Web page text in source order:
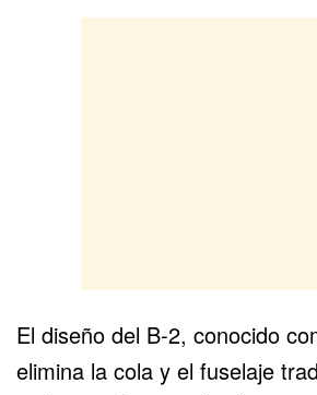
El diseño del B-2, conocido
elimina la cola y el fuselaje